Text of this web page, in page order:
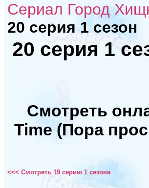
Сериал Город
20 серия 1 сезон
20 серия 1
Смотреть
Time (Пора
<<< Смотреть 19 серию 1 сезона